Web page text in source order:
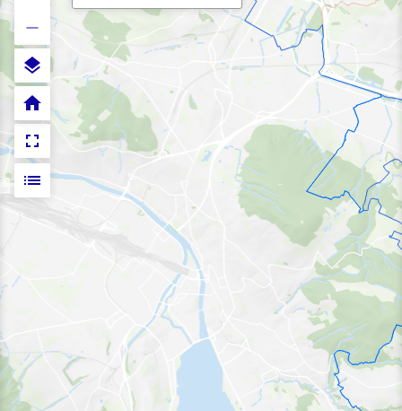
layers
fullscreen
home
list